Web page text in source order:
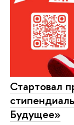
Стартовал
Будущее»